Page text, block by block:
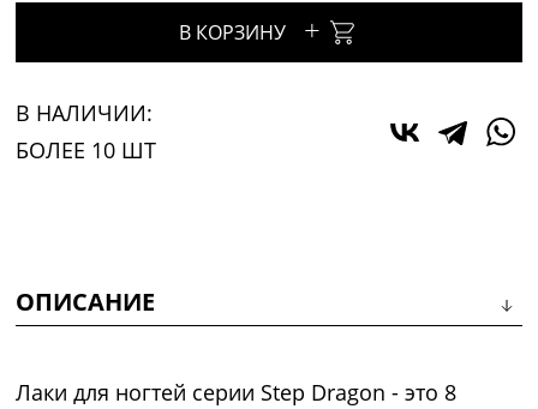
В КОРЗИНУ +
В НАЛИЧИИ:
БОЛЕЕ 10 ШТ
ОПИСАНИЕ
Лаки для ногтей серии Step Dragon - это 8